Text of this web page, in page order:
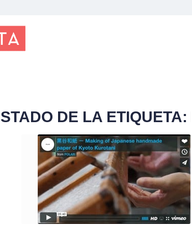
DE LA ETIQUETA: